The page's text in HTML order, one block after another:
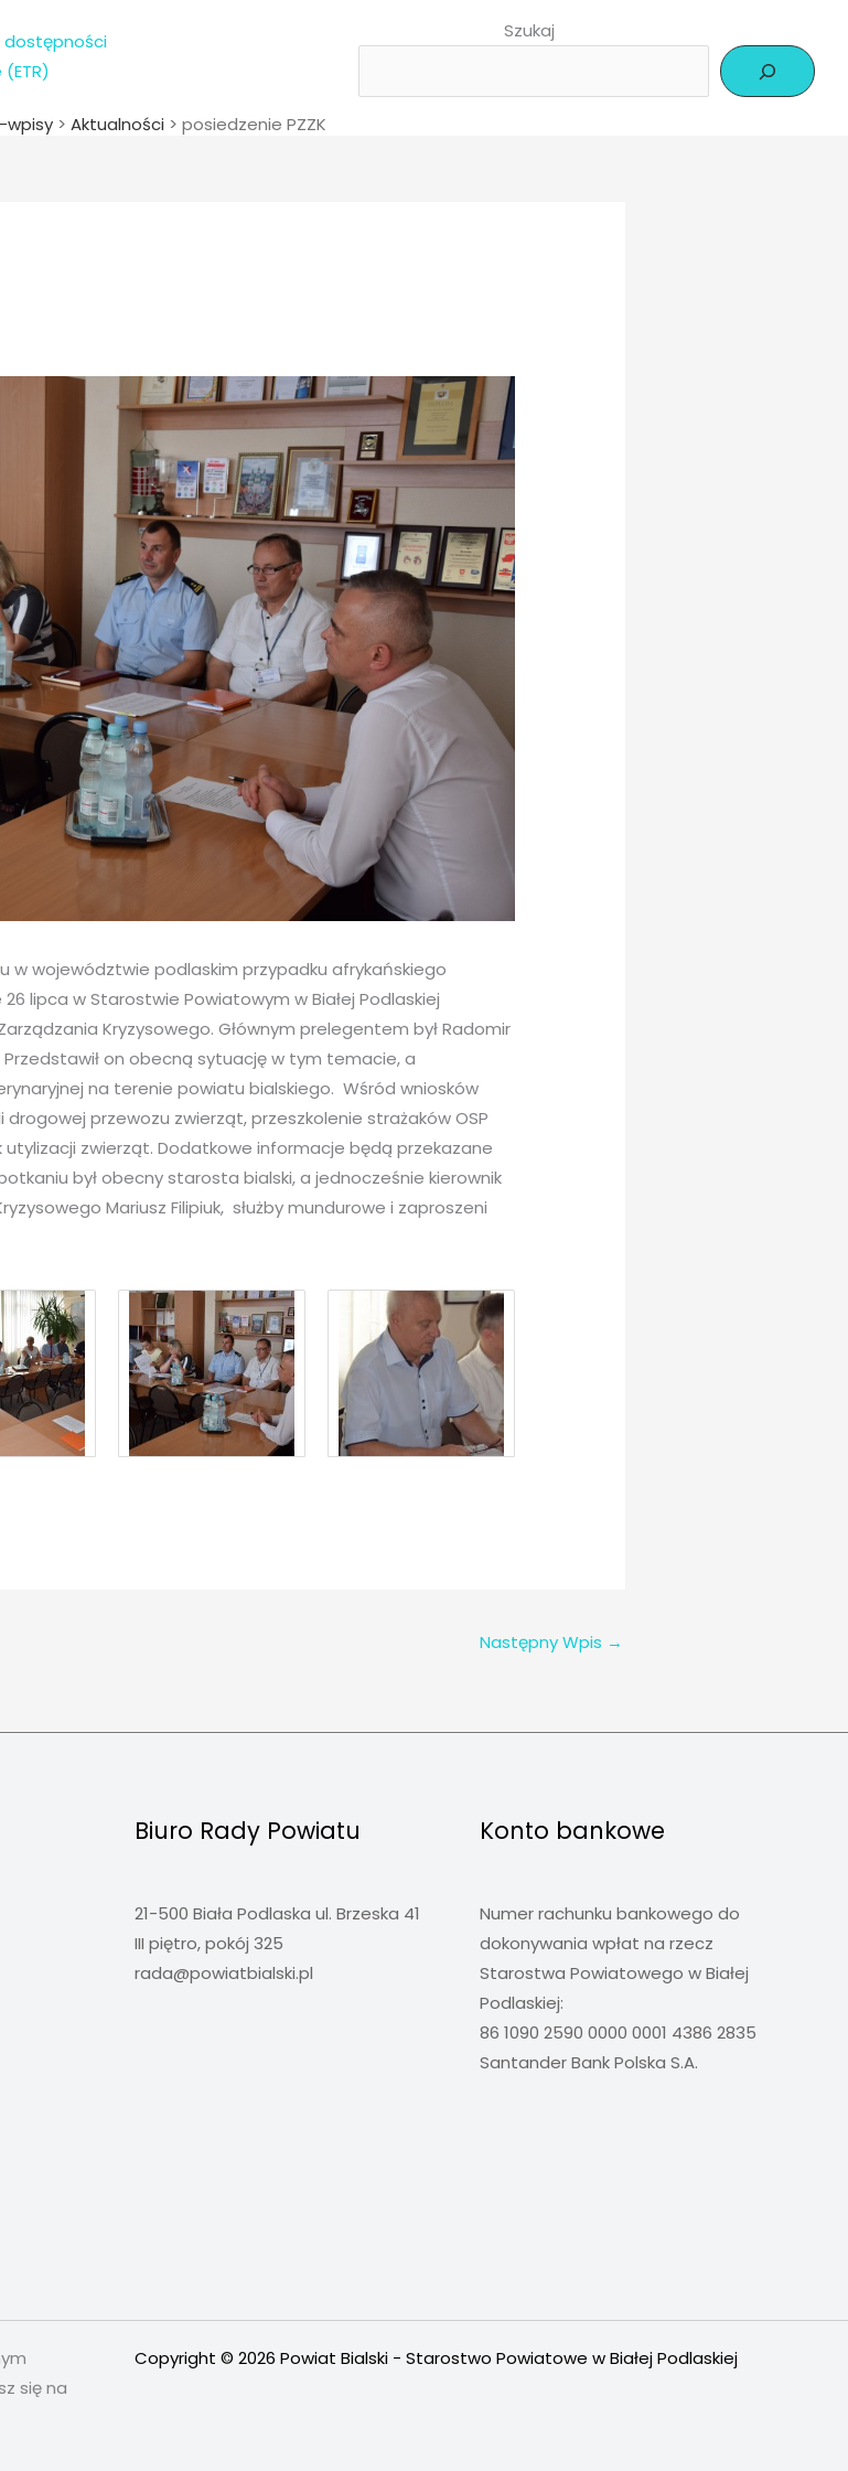
dostępności
Szukaj
wpisy > Aktualności > posiedzenie PZZK
w województwie podlaskim przypadku afrykańskiego
lipca w Starostwie Powiatowym w Białej Podlaskiej
Kryzysowego. Głównym prelegentem był Radomir
on obecną sytuację w tym temacie, a
na terenie powiatu bialskiego. Wśród wniosków
drogowej przewozu zwierząt, przeszkolenie strażaków OSP
zwierząt. Dodatkowe informacje będą przekazane
był obecny starosta bialski, a jednocześnie kierownik
Mariusz Filipiuk, służby mundurowe i zaproszeni
Następny Wpis →
Biuro Rady Powiatu
21-500 Biała Podlaska ul. Brzeska 41
III piętro, pokój 325
rada@powiatbialski.pl
Konto bankowe
Numer rachunku bankowego do
dokonywania wpłat na rzecz
Starostwa Powiatowego w Białej
Podlaskiej:
86 1090 2590 0000 0001 4386 2835
Santander Bank Polska S.A.
się na
Copyright © 2026 Powiat Bialski - Starostwo Powiatowe w Białej Podlaskiej